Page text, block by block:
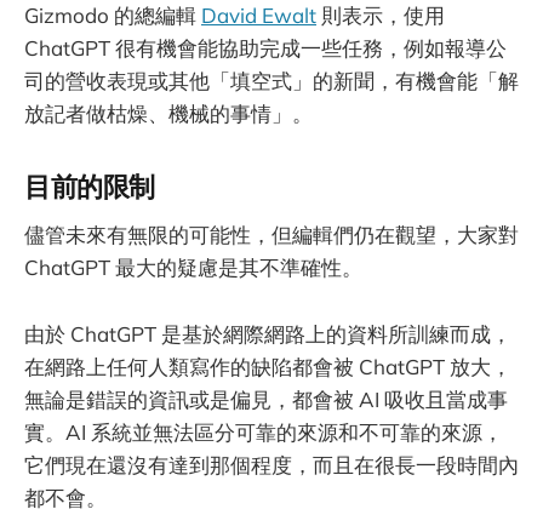
Gizmodo 的總編輯 David Ewalt 則表示，使用
ChatGPT 很有機會能協助完成一些任務，例如報導公
司的營收表現或其他「填空式」的新聞，有機會能「解
放記者做枯燥、機械的事情」。
目前的限制
儘管未來有無限的可能性，但編輯們仍在觀望，大家對
ChatGPT 最大的疑慮是其不準確性。
由於 ChatGPT 是基於網際網路上的資料所訓練而成，
在網路上任何人類寫作的缺陷都會被 ChatGPT 放大，
無論是錯誤的資訊或是偏見，都會被 AI 吸收且當成事
實。AI 系統並無法區分可靠的來源和不可靠的來源，
它們現在還沒有達到那個程度，而且在很長一段時間內
都不會。